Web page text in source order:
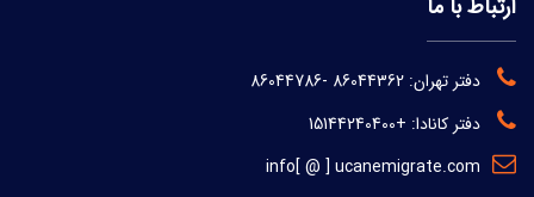
ارتباط با ما
دفتر تهران: 86044362
-
86044786
دفتر کانادا: +15144240400
info[ @ ] ucanemigrate.com